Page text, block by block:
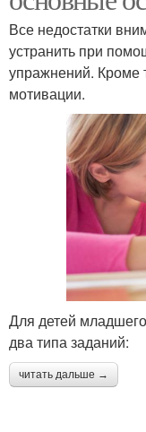
Все недостатки
устранить при
упражнений. Кроме
мотивации.
Для детей
два типа заданий:
читать дальше →